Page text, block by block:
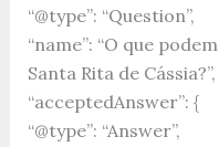
“@type”: “Question”,
“name”: “O que
Santa Rita de Cássia?”,
“acceptedAnswer”: {
“@type”: “Answer”,